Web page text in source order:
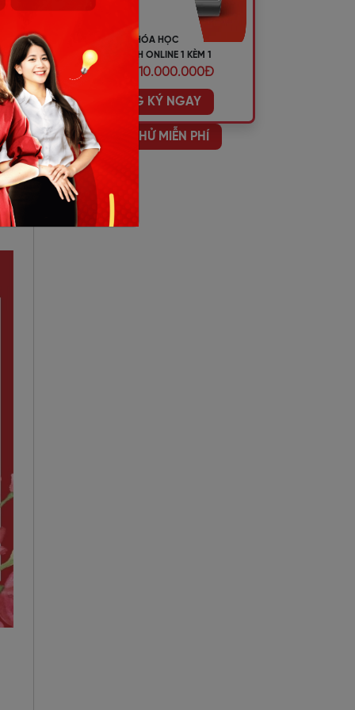
KHÓA HỌC
TIẾNG ANH ONLINE 1 KÈM 1
ƯU ĐÃI 10.000.000Đ
ĐĂNG KÝ NGAY
HỌC THỬ MIỄN PHÍ